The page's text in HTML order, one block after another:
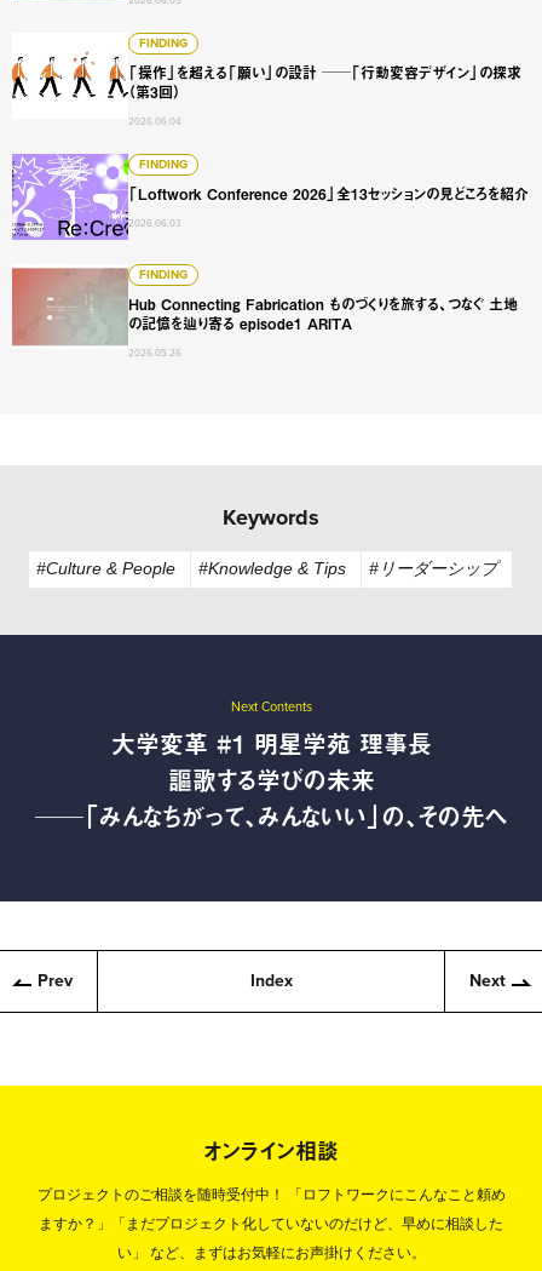
FINDING
「操作」を超える「願い」の設計 ──「行動変容デザイン」の探求
（第3回）
2026.06.04
「操作」を超える「願い」の設計 ──「行動変容デザイン」
FINDING
「Loftwork Conference 2026」全13セッションの見どころを紹介
2026.06.03
「Loftwork Conference 2026」全13セッションの見どころ
FINDING
Hub Connecting Fabrication ものづくりを旅する、つなぐ 土地
の記憶を辿り寄る episode1 ARITA
2026.05.26
Hub Connecting Fabrication ものづくりを旅する、つなぐ
Keywords
#Culture & People #Knowledge & Tips #リーダーシップ
Next Contents
大学変革 #1 明星学苑 理事長
謳歌する学びの未来
──「みんなちがって、みんないい」の、その先へ
Prev Index Next
オンライン相談
プロジェクトのご相談を随時受付中！
「ロフトワークにこんなこと頼め
ますか？」「まだプロジェクト化していないのだけど、早めに相談した
い」
など、まずはお気軽にお声掛けください。